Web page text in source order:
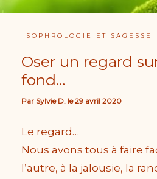
SOPHROLOGIE ET SAGESSE
Oser un regard
fond…
Par Sylvie D. le29 avril 2020
Le regard…
Nous avons tous à faire
l’autre, à la jalousie, la